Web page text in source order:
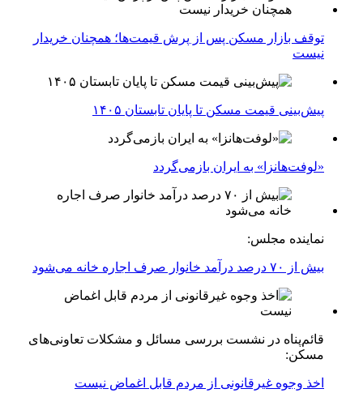
توقف بازار مسکن پس از پرش قیمت‌ها؛ همچنان خریدار
نیست
پیش‌بینی قیمت مسکن تا پایان تابستان ۱۴۰۵
«لوفت‌هانزا» به ایران بازمی‌گردد
نماینده مجلس:
بیش از ۷۰ درصد درآمد خانوار صرف اجاره خانه می‌شود
قائم‌پناه در نشست بررسی مسائل و مشکلات تعاونی‌های
مسکن:
اخذ وجوه غیرقانونی از مردم قابل اغماض نیست